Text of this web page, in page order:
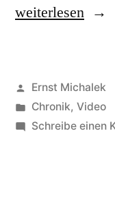
„Die
Finanzkrise
(in
weiterlesen
Veröffentlicht
von
Ernst Michalek
Veröffentlicht
unter
Chronik, Video
Schreibe einen